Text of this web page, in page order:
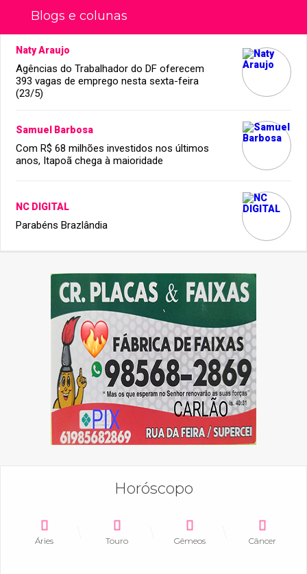
Blogs e colunas
Naty Araujo
Agências do Trabalhador do DF oferecem
393 vagas de emprego nesta sexta-feira
(23/5)
Samuel Barbosa
Com R$ 68 milhões investidos nos últimos
anos, Itapoã chega à maioridade
NC DIGITAL
Parabéns Brazlândia
Horóscopo
Áries Touro Gêmeos Câncer